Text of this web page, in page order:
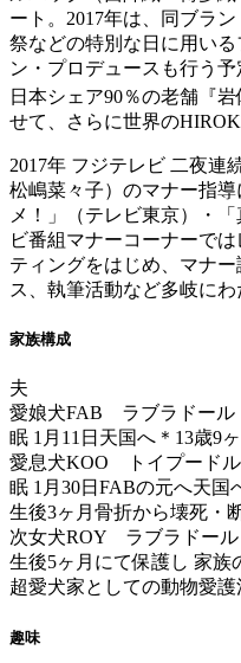
ート。2017年は、同ブラ
祭などの特別な日に用い
ン・プロデュースも行う
日本シェア90％の老舗『
せて、さらに世界の
2017年 フジテレビ 二夜連
松嶋菜々子）のマナー指
メ！」（テレビ東京）・
ビ番組マナーコーナーで
ティングをはじめ、マナ
ス、執筆活動など多岐にわ
家族構成
夫
愛娘犬FAB ラブラドール
眠 1月11日天国へ＊13歳9ヶ
愛息犬KOO トイプードル
眠 1月30日FABの元へ天国
生後3ヶ月骨折から壊死・
次女犬ROY ラブラドール
生後5ヶ月にて保護し 家族
超愛犬家としての動物愛護
趣味